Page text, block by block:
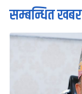
सम्बन्धित खबर